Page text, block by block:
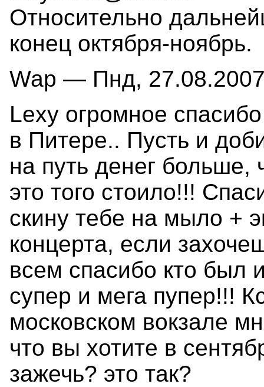
Относительно
конец октября-ноябрь.
Wap — Пнд,
Lexy огромное
в Питере.. Пусть и
на путь денег
это того стоило!!!
скину тебе на мыло +
концерта, если
всем спасибо кто был
супер и мега пупер!!!
московском вокзале
что вы хотите в
зажечь? это так?